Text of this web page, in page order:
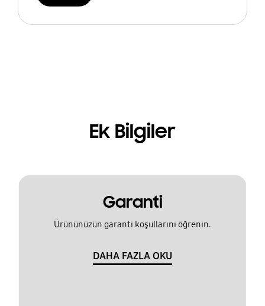
Ek Bilgiler
Garanti
Ürününüzün garanti koşullarını öğrenin.
DAHA FAZLA OKU